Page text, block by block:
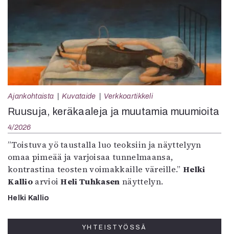
Ajankohtaista Kuvataide Verkkoartikkeli
Ruusuja, keräkaaleja ja muutamia muumioita
4/2026
”Toistuva yö taustalla luo teoksiin ja näyttelyyn
omaa pimeää ja varjoisaa tunnelmaansa,
kontrastina teosten voimakkaille väreille.”Helki
KallioarvioiHeli Tuhkasen näyttelyn.
Helki Kallio
YHTEISTYÖSSÄ